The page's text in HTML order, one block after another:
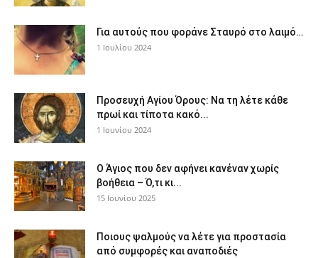
Για αυτούς που φοράνε Σταυρό στο λαιμό…
1 Ιουλίου 2024
Προσευχή Αγίου Όρους: Να τη λέτε κάθε
πρωί και τίποτα κακό...
1 Ιουνίου 2024
Ο Άγιος που δεν αφήνει κανέναν χωρίς
βοήθεια – Ό,τι κι...
15 Ιουνίου 2025
Ποιους ψαλμούς να λέτε για προστασία
από συμφορές και αναποδιές